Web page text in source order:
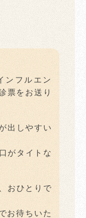
ンフルエン
票をお送り
出しやすい
がタイトな
おひとりで
お待ちいた